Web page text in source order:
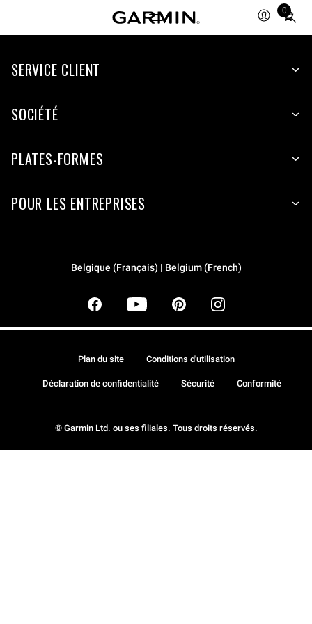
0
Total
items
cart:
SERVICE CLIENT
SOCIÉTÉ
PLATES-FORMES
POUR LES ENTREPRISES
Belgique (Français) | Belgium (French)
© Garmin Ltd. ou ses filiales. Tous droits réservés.
Plan du site Conditions d'utilisation
Déclaration de confidentialité Sécurité Conformité